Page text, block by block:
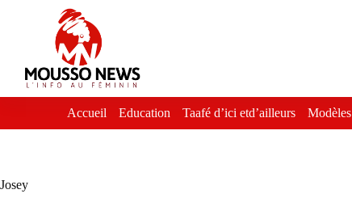
Accueil Education Taafé d’ici etd’ailleurs Modèles
Josey